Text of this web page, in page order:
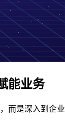
能业务
而是深入到企业